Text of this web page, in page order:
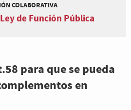
COLABORATIVA
de Función Pública
para que se pueda
en